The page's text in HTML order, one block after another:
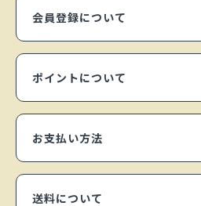
会員登録について
ポイントについて
お支払い方法
送料について